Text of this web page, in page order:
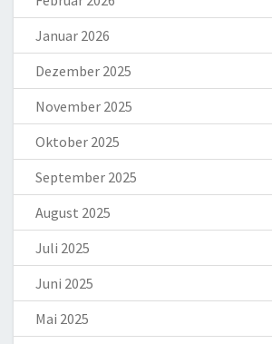
Januar 2026
Dezember 2025
November 2025
Oktober 2025
September 2025
August 2025
Juli 2025
Juni 2025
Mai 2025